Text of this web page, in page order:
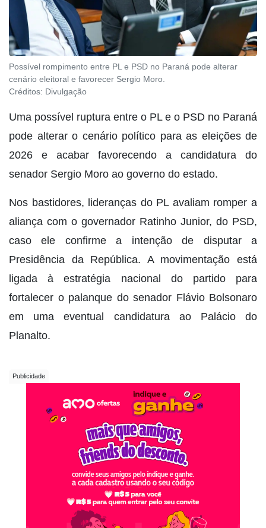
Possível rompimento entre PL e PSD no Paraná pode alterar
cenário eleitoral e favorecer Sergio Moro.
Créditos: Divulgação
Uma possível ruptura entre o PL e o PSD no Paraná
pode alterar o cenário político para as eleições de
2026 e acabar favorecendo a candidatura do
senador Sergio Moro ao governo do estado.
Nos bastidores, lideranças do PL avaliam romper a
aliança com o governador Ratinho Junior, do PSD,
caso ele confirme a intenção de disputar a
Presidência da República. A movimentação está
ligada à estratégia nacional do partido para
fortalecer o palanque do senador Flávio Bolsonaro
em uma eventual candidatura ao Palácio do
Planalto.